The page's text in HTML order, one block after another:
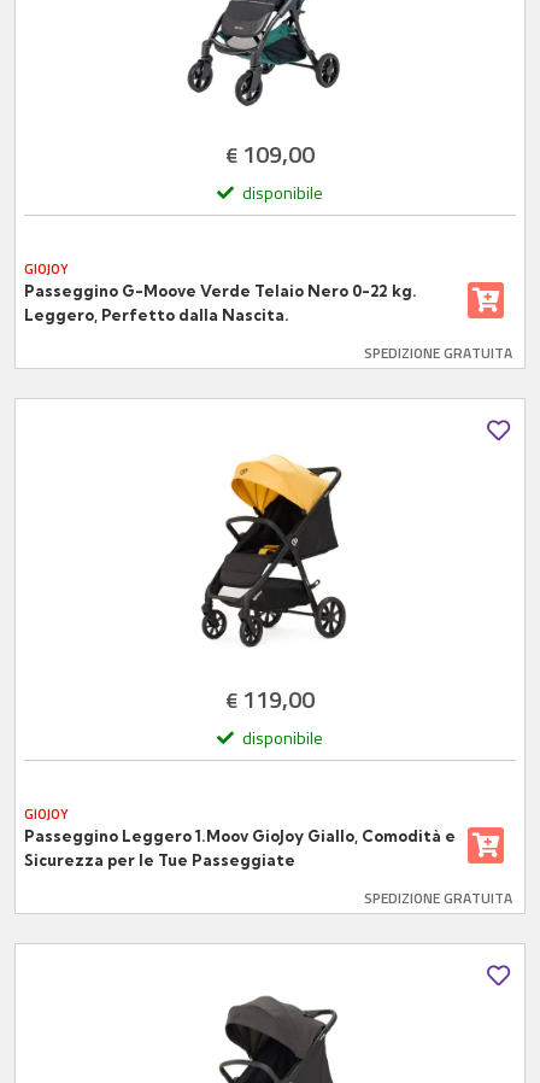
€ 109,00
disponibile
GIOJOY
Passeggino G-Moove Verde Telaio Nero 0-22 kg.
Leggero, Perfetto dalla Nascita.
SPEDIZIONE GRATUITA
€ 119,00
disponibile
GIOJOY
Passeggino Leggero 1.Moov GioJoy Giallo, Comodità e
Sicurezza per le Tue Passeggiate
SPEDIZIONE GRATUITA